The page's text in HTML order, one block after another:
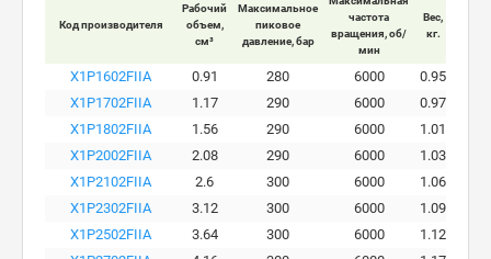
Код производителя
Рабочий
объем,
см³
Максимальное
пиковое
давление, бар
частота
вращения, об/
мин
Вес,
кг.
X1P1602FIIA 0.91 280 6000 0.95
X1P1702FIIA
1.17 290 6000 0.97
X1P1802FIIA
1.56 290 6000 1.01
X1P2002FIIA
2.08 290 6000 1.03
X1P2102FIIA
2.6 300 6000 1.06
X1P2302FIIA
3.12 300 6000 1.09
X1P2502FIIA
3.64 300 6000 1.12